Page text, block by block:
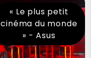
« Le plus petit
cinéma du monde
» - Asus